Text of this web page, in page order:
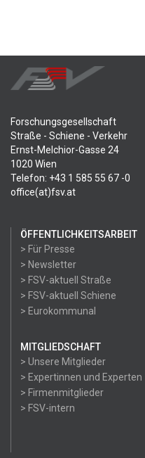
Forschungsgesellschaft
Straße - Schiene - Verkehr
Ernst-Melchior-Gasse 24
1020 Wien
Telefon: +43 1 585 55 67 -0
office(at)fsv.at
ÖFFENTLICHKEITSARBEIT
> Für Presse
> Newsletter
> FSV-aktuell Straße
> FSV-aktuell Schiene
> Eurokommunal
MITGLIEDSCHAFT
> Unsere Mitglieder
> Expertinnen und Experten
> Firmenmitglieder
> FSV-intern